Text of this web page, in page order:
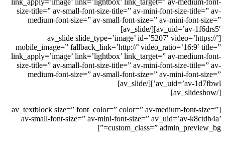
size-title=” av-small-font-size-title=” av-mini-font-size-title=” av-
medium-font-size=” av-small-font-size=” av-mini-font-size=”
av_uid=’av-1f6drs5′][/av_slide]
[av_slide slide_type=’image’ id=’5207′ video=’https://’
mobile_image=” fallback_link=’http://’ video_ratio=’16:9′ title=”
link_apply=’image’ link=’lightbox’ link_target=” av-medium-font-
size-title=” av-small-font-size-title=” av-mini-font-size-title=” av-
medium-font-size=” av-small-font-size=” av-mini-font-size=”
av_uid=’av-1d7fbwl’][/av_slide]
[/av_slideshow]
[av_textblock size=” font_color=” color=” av-medium-font-size=”
av-small-font-size=” av-mini-font-size=” av_uid=’av-k8ctdb4a’
custom_class=” admin_preview_bg=”]